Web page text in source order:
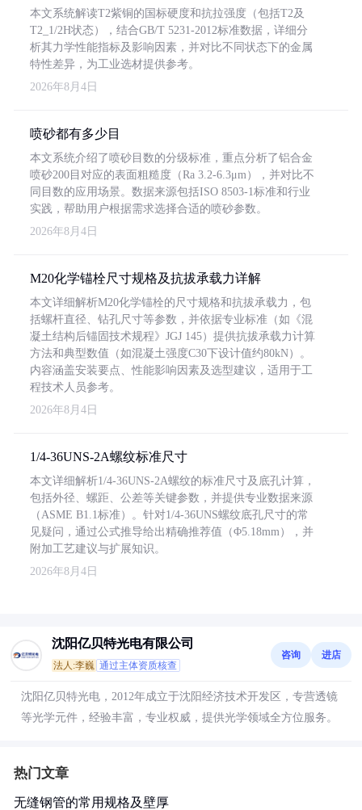
本文系统解读T2紫铜的国标硬度和抗拉强度（包括T2及
T2_1/2H状态），结合GB/T 5231-2012标准数据，详细分
析其力学性能指标及影响因素，并对比不同状态下的金属
特性差异，为工业选材提供参考。
2026年8月4日
喷砂都有多少目
本文系统介绍了喷砂目数的分级标准，重点分析了铝合金
喷砂200目对应的表面粗糙度（Ra 3.2-6.3μm），并对比不
同目数的应用场景。数据来源包括ISO 8503-1标准和行业
实践，帮助用户根据需求选择合适的喷砂参数。
2026年8月4日
M20化学锚栓尺寸规格及抗拔承载力详解
本文详细解析M20化学锚栓的尺寸规格和抗拔承载力，包
括螺杆直径、钻孔尺寸等参数，并依据专业标准（如《混
凝土结构后锚固技术规程》JGJ 145）提供抗拔承载力计算
方法和典型数值（如混凝土强度C30下设计值约80kN）。
内容涵盖安装要点、性能影响因素及选型建议，适用于工
程技术人员参考。
2026年8月4日
1/4-36UNS-2A螺纹标准尺寸
本文详细解析1/4-36UNS-2A螺纹的标准尺寸及底孔计算，
包括外径、螺距、公差等关键参数，并提供专业数据来源
（ASME B1.1标准）。针对1/4-36UNS螺纹底孔尺寸的常
见疑问，通过公式推导给出精确推荐值（Φ5.18mm），并
附加工艺建议与扩展知识。
2026年8月4日
沈阳亿贝特光电有限公司
法人:李巍 通过主体资质核查
咨询 进店
沈阳亿贝特光电，2012年成立于沈阳经济技术开发区，专营透镜
等光学元件，经验丰富，专业权威，提供光学领域全方位服务。
热门文章
无缝钢管的常用规格及壁厚